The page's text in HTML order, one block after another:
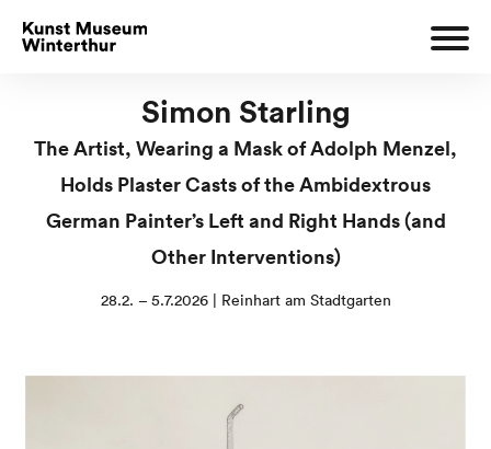
Simon Starling
The Artist, Wearing a Mask of Adolph Menzel,
Holds Plaster Casts of the Ambidextrous
German Painter’s Left and Right Hands (and
Other Interventions)
28.2. – 5.7.2026 | Reinhart am Stadtgarten